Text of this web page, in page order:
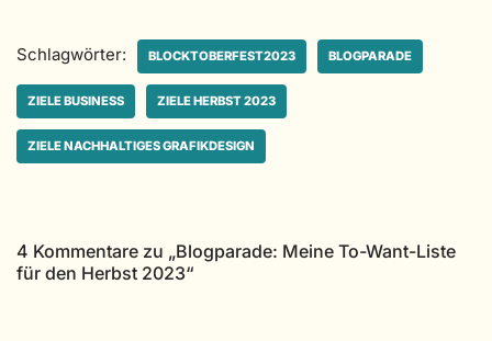
Schlagwörter: BLOCKTOBERFEST2023 BLOGPARADE
ZIELE BUSINESS ZIELE HERBST 2023
ZIELE NACHHALTIGES GRAFIKDESIGN
4 Kommentare zu „Blogparade: Meine To-Want-Liste
für den Herbst 2023“